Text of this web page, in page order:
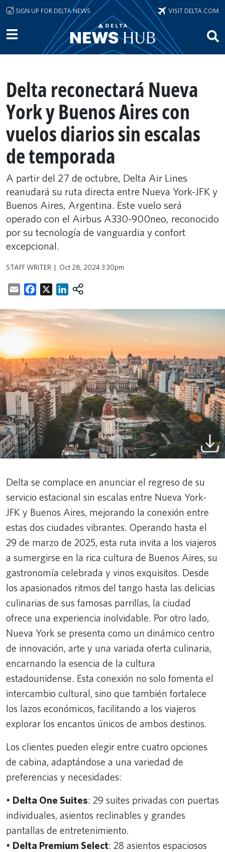
Skip to main content
SIGN UP FOR DELTA NEWS VISIT DELTA.COM
Delta reconectará Nueva
York y Buenos Aires con
vuelos diarios sin escalas
de temporada
A partir del 27 de octubre, Delta Air Lines
reanudará su ruta directa entre Nueva York-JFK y
Buenos Aires, Argentina. Este vuelo será
operado con el Airbus A330-900neo, reconocido
por su tecnología de vanguardia y confort
excepcional.
STAFF WRITER Oct 28, 2024 3:30pm
EmailFacebookLinkedIn
Delta se complace en anunciar el regreso de su
servicio estacional sin escalas entre Nueva York-
JFK y Buenos Aires, mejorando la conexión entre
estas dos ciudades vibrantes. Operando hasta el
29 de marzo de 2025, esta ruta invita a los viajeros
a sumergirse en la rica cultura de Buenos Aires, su
gastronomía celebrada y vinos exquisitos. Desde
los apasionados ritmos del tango hasta las delicias
culinarias de sus famosas parrillas, la ciudad
ofrece una experiencia inolvidable. Por otro lado,
Nueva York se presenta como un dinámico centro
de innovación, arte y una variada oferta culinaria,
encarnando la esencia de la cultura
estadounidense. Esta conexión no solo fomenta el
intercambio cultural, sino que también fortalece
los lazos económicos, facilitando a los viajeros
explorar los encantos únicos de ambos destinos.
Los clientes pueden elegir entre cuatro opciones
de cabina, adaptándose a una variedad de
preferencias y necesidades:
• Delta One Suites: 29 suites privadas con puertas
individuales, asientos reclinables y grandes
pantallas de entretenimiento.
• Delta Premium Select: 28 asientos espaciosos